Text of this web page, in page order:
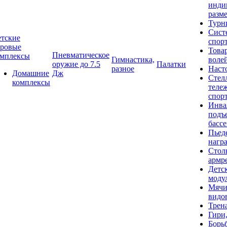
Домашние
комплексы
Пневматическое
оружие до 7.5
Дж
Гимнастика,
разное
Палатки